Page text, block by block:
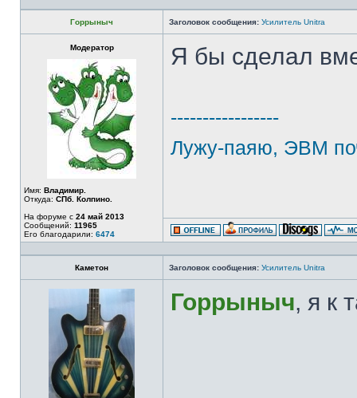
Горрыныч Заголовок сообщения: Усилитель Unitra
Модератор
Имя: Владимир.
Откуда: СПб. Колпино.
На форуме с 24 май 2013
Сообщений: 11965
Его благодарили: 6474
Я бы сделал
-----------------
Лужу-паяю, ЭВМ
Каметон Заголовок сообщения: Усилитель Unitra
Горрыныч, я к